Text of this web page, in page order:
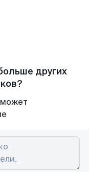
других